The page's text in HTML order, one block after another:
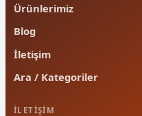
Ürünlerimiz
Blog
İletişim
Ara / Kategoriler
İLETIŞIM